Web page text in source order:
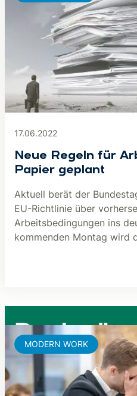
17.06.2022
Neue Regeln für
Papier geplant
Aktuell berät der
EU-Richtlinie über
Arbeitsbedingungen ins
kommenden Montag wird
MODERN WORK